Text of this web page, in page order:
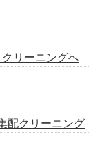
リーニングへ
配クリーニング